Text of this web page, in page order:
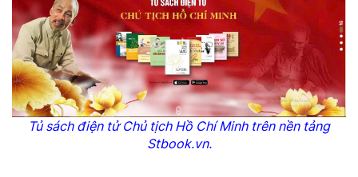
Tủ sách điện tử Chủ tịch Hồ Chí Minh trên nền tảng
Stbook.vn.